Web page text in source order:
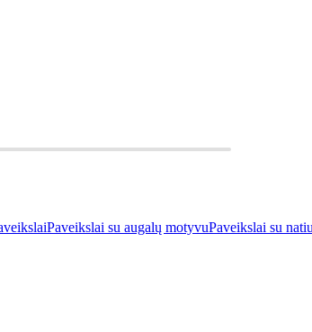
Paveikslai su augalų motyvuPaveikslai su